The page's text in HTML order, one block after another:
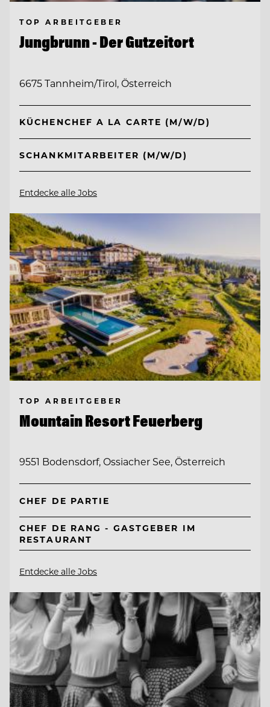
TOP ARBEITGEBER
Jungbrunn - Der Gutzeitort
6675 Tannheim/Tirol, Österreich
KÜCHENCHEF A LA CARTE (M/W/D)
SCHANKMITARBEITER (M/W/D)
Entdecke alle Jobs
TOP ARBEITGEBER
Mountain Resort Feuerberg
9551 Bodensdorf, Ossiacher See, Österreich
CHEF DE PARTIE
CHEF DE RANG - GASTGEBER IM
RESTAURANT
Entdecke alle Jobs